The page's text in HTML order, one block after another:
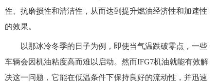
性、抗磨损性和清洁性，从而达到提升燃油经济性和加速性
的效果。
以那冰冷冬季的日子为例，即使当气温跌破零点，一些
车辆会因机油粘度高而难以启动。然而IFG7机油就能有效解
决这一问题，它能在低温条件下保持良好的流动性，并迅速